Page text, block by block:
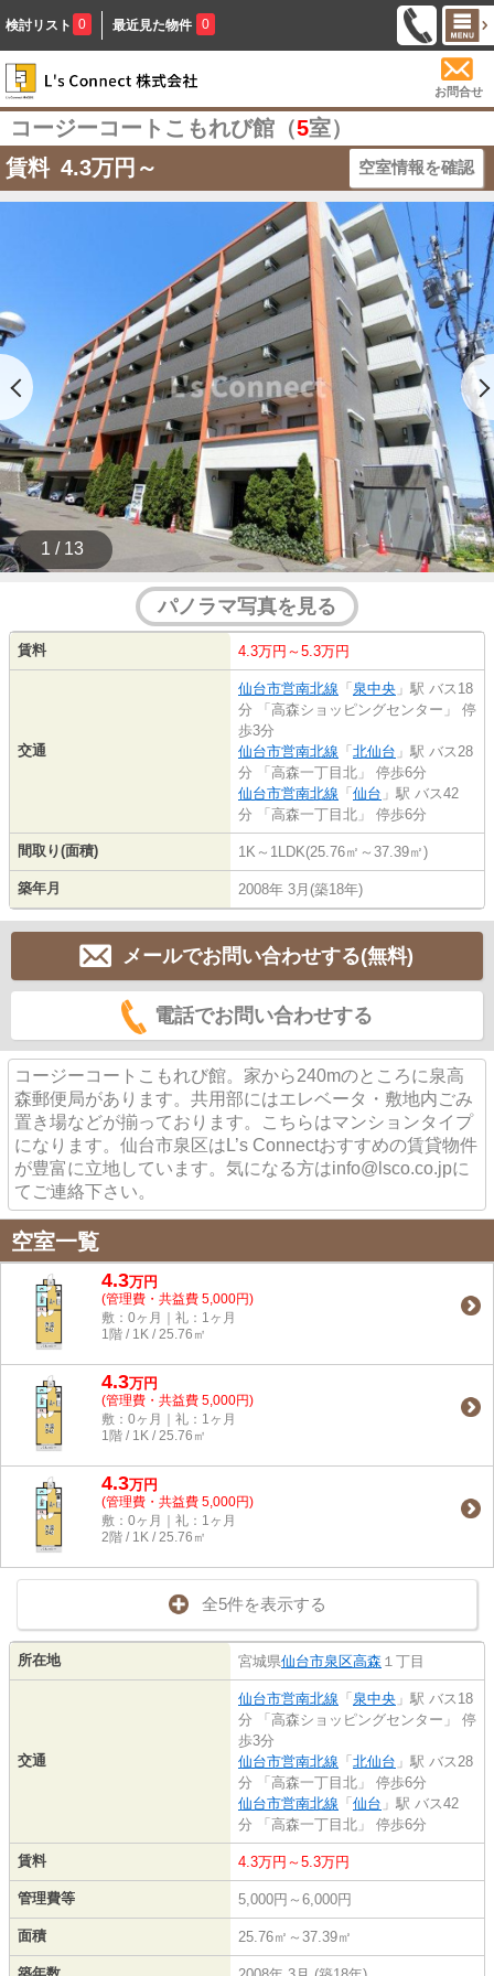
検討リスト 0 最近見た物件 0
お問合せ
コージーコートこもれび館（5室）
賃料 4.3万円～ 空室情報を確認
1 / 13
パノラマ写真を見る
賃料 4.3万円～5.3万円
交通
仙台市営南北線 「 泉中央 」駅 バス18
分 「高森ショッピングセンター」 停
歩3分
仙台市営南北線 「 北仙台 」駅 バス28
分 「高森一丁目北」 停歩6分
仙台市営南北線 「 仙台 」駅 バス42
分 「高森一丁目北」 停歩6分
間取り(面積) 1K～1LDK(25.76㎡～37.39㎡)
築年月 2008年 3月(築18年)
メールでお問い合わせする(無料)
電話でお問い合わせする
コージーコートこもれび館。家から240mのところに泉高
森郵便局があります。共用部にはエレベータ・敷地内ごみ
置き場などが揃っております。こちらはマンションタイプ
になります。仙台市泉区はL’s Connectおすすめの賃貸物件
が豊富に立地しています。気になる方はinfo@lsco.co.jpに
てご連絡下さい。
空室一覧
4.3万円
(管理費・共益費 5,000円)
敷：0ヶ月｜礼：1ヶ月
1階 / 1K / 25.76㎡
4.3万円
(管理費・共益費 5,000円)
敷：0ヶ月｜礼：1ヶ月
1階 / 1K / 25.76㎡
4.3万円
(管理費・共益費 5,000円)
敷：0ヶ月｜礼：1ヶ月
2階 / 1K / 25.76㎡
全5件を表示する
所在地 宮城県仙台市泉区高森 １丁目
交通
仙台市営南北線 「 泉中央 」駅 バス18
分 「高森ショッピングセンター」 停
歩3分
仙台市営南北線 「 北仙台 」駅 バス28
分 「高森一丁目北」 停歩6分
仙台市営南北線 「 仙台 」駅 バス42
分 「高森一丁目北」 停歩6分
賃料 4.3万円～5.3万円
管理費等 5,000円～6,000円
面積 25.76㎡～37.39㎡